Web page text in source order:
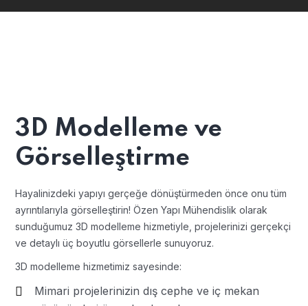
3D Modelleme ve
Görselleştirme
Hayalinizdeki yapıyı gerçeğe dönüştürmeden önce onu tüm
ayrıntılarıyla görselleştirin! Özen Yapı Mühendislik olarak
sunduğumuz 3D modelleme hizmetiyle, projelerinizi gerçekçi
ve detaylı üç boyutlu görsellerle sunuyoruz.
3D modelleme hizmetimiz sayesinde:
Mimari projelerinizin dış cephe ve iç mekan